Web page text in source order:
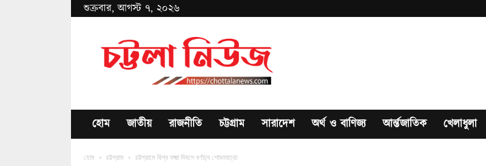
শুক্রবার, আগস্ট ৭, ২০২৬
Chottala
News
হোম জাতীয় রাজনীতি চট্টগ্রাম সারাদেশ অর্থ ও বাণিজ্য আর্ন্তজাতিক খেলাধুলা
হোম চট্টগ্রাম চট্টগ্রামে বিশ্ব যক্ষ্মা দিবসে বর্ণাঢ্য শোভাযাত্রা